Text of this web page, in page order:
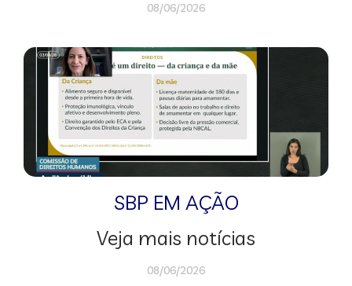
08/06/2026
SBP EM AÇÃO
Veja mais notícias
08/06/2026